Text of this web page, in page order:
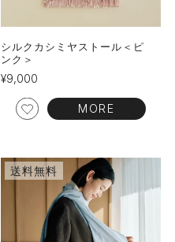
シルクカシミヤストール＜ピ
ンク＞
¥9,000
MORE
送料無料